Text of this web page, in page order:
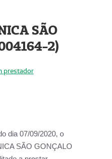
SÃO
2)
prestador
dia07/09/2020, o
SÃO GONÇALO